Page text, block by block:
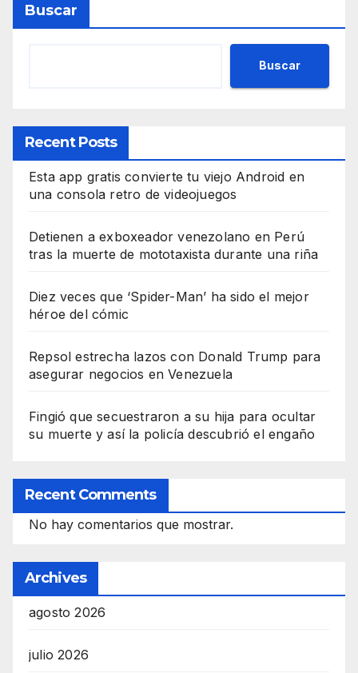
Buscar
Buscar
Recent Posts
Esta app gratis convierte tu viejo Android en
una consola retro de videojuegos
Detienen a exboxeador venezolano en Perú
tras la muerte de mototaxista durante una riña
Diez veces que ‘Spider-Man’ ha sido el mejor
héroe del cómic
Repsol estrecha lazos con Donald Trump para
asegurar negocios en Venezuela
Fingió que secuestraron a su hija para ocultar
su muerte y así la policía descubrió el engaño
Recent Comments
No hay comentarios que mostrar.
Archives
agosto 2026
julio 2026